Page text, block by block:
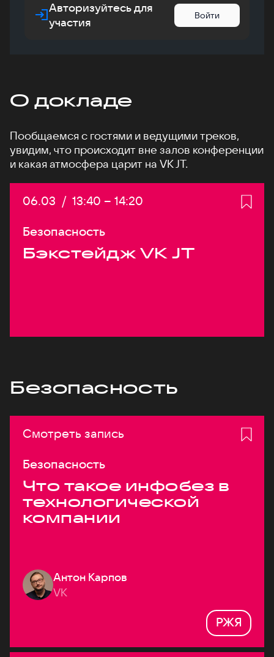
Авторизуйтесь для
участия
Войти
О докладе
Пообщаемся с гостями и ведущими треков,
увидим, что происходит вне залов конференции
и какая атмосфера царит на VK JT.
Дата:
06.03 / Начало:
13:40 – Конец:
14:20
Безопасность
Бэкстейдж VK JT
Безопасность
Смотреть запись
Безопасность
Что такое инфобез в
технологической
компании
Антон Карпов
VK
РЖЯ